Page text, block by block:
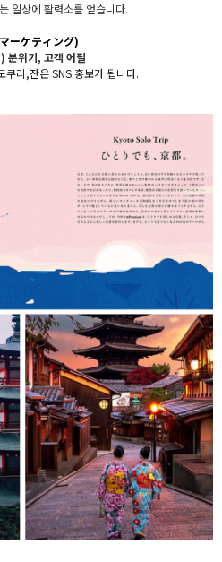
일상에 활력소를 얻습니다.
ーケティング)
분위기, 고객 어필
쿠리,잔은 SNS 홍보가 됩니다.